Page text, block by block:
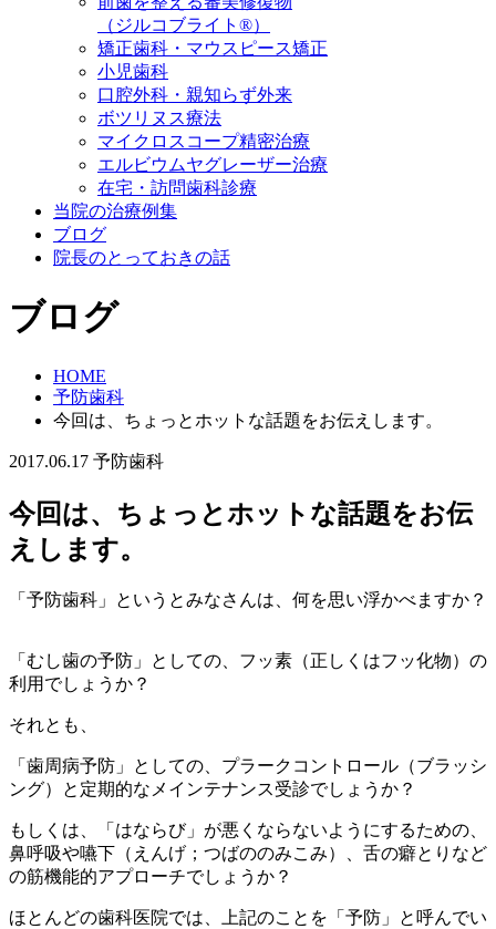
（ジルコブライト®）
矯正歯科・マウスピース矯正
小児歯科
口腔外科・親知らず外来
ボツリヌス療法
マイクロスコープ精密治療
エルビウムヤグレーザー治療
在宅・訪問歯科診療
当院の治療例集
ブログ
院長のとっておきの話
ブログ
HOME
予防歯科
今回は、ちょっとホットな話題をお伝えします。
2017.06.17 予防歯科
今回は、ちょっとホットな話題をお伝
えします。
「予防歯科」というとみなさんは、何を思い浮かべますか？
「むし歯の予防」としての、フッ素（正しくはフッ化物）の
利用でしょうか？
それとも、
「歯周病予防」としての、プラークコントロール（ブラッシ
ング）と定期的なメインテナンス受診でしょうか？
もしくは、「はならび」が悪くならないようにするための、
鼻呼吸や嚥下（えんげ；つばののみこみ）、舌の癖とりなど
の筋機能的アプローチでしょうか？
ほとんどの歯科医院では、上記のことを「予防」と呼んでい